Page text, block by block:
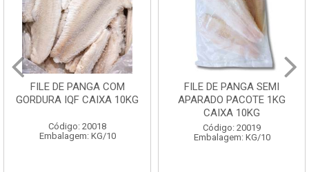
FILE DE PANGA SEMI
APARADO PACOTE 1KG
Código: 20019
Embalagem: KG/10
POLACA DESFIADA
PESCAMARES PCT5KG
CX10KG
Código: 20161
Embalagem: KG/10